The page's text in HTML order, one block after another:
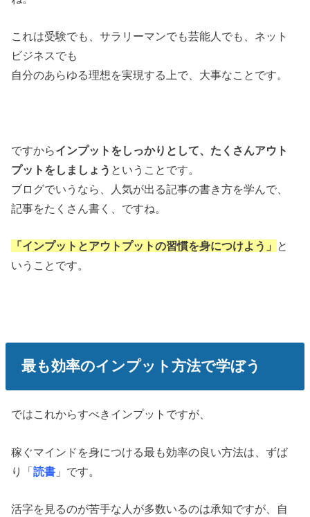
これは受験でも、サラリーマンでも芸能人でも、ネット
ビジネスでも
自分のあらゆる理想を実現する上で、大事なことです。
ですからインプットをしっかりとして、たくさんアウト
プットをしましょう ということです。
ブログでいうなら、人気が出る記事の書き方を学んで、
記事をたくさん書く、ですね。
「インプットとアウトプットの習慣を身につけよう」 と
いうことです。
最も効率のインプット方法で学ぼう
ではこれからすべきインプットですが、
稼ぐマインドを身につける最も効率の良い方法は、ずば
り「読書 」です。
活字を見るのが苦手な人が多数いるのは承知ですが、自